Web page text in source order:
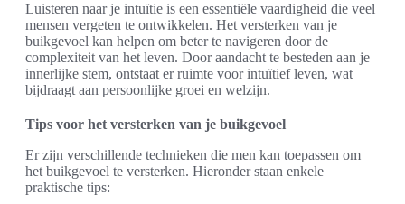
Luisteren naar je intuïtie is een essentiële vaardigheid die veel
mensen vergeten te ontwikkelen. Het versterken van je
buikgevoel kan helpen om beter te navigeren door de
complexiteit van het leven. Door aandacht te besteden aan je
innerlijke stem, ontstaat er ruimte voor intuïtief leven, wat
bijdraagt aan persoonlijke groei en welzijn.
Tips voor het versterken van je buikgevoel
Er zijn verschillende technieken die men kan toepassen om
het buikgevoel te versterken. Hieronder staan enkele
praktische tips: